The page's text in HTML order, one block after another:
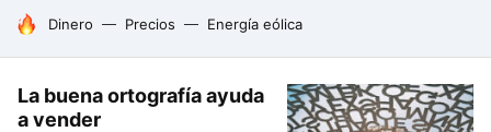
HOY SE HABLA DE
Dinero Precios Energía eólica
La buena ortografía ayuda
a vender